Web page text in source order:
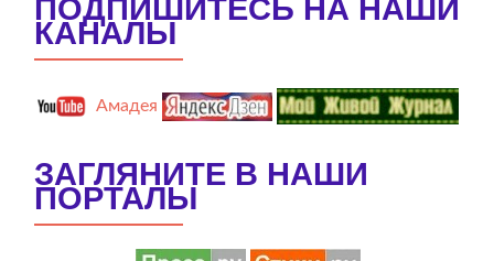
ПОДПИШИТЕСЬ НА НАШИ
КАНАЛЫ
Амадея
ЗАГЛЯНИТЕ В НАШИ
ПОРТАЛЫ